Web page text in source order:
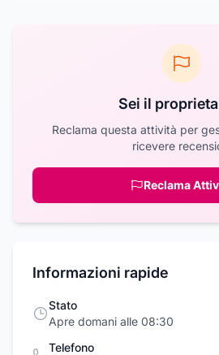
Sei il
Reclama questa attività per
ricevere
Reclama
Informazioni rapide
Stato
Apre domani alle 08:30
Telefono